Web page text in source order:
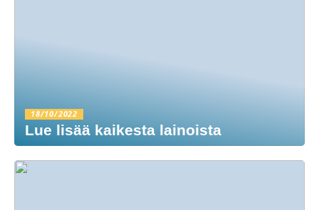
18/10/2022
Lue lisää kaikesta lainoista